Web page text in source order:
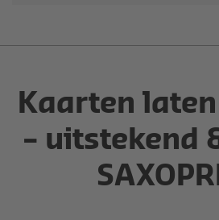
Kaarten
– uitstekend